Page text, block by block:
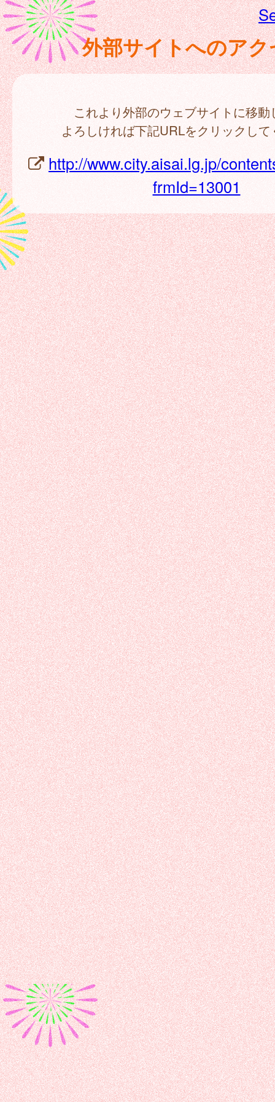
外部サイトへのア
これより外部のウェブサイトに移動
よろしければ下記URLをクリックし
http://www.city.aisai.lg.jp/
frmId=13001